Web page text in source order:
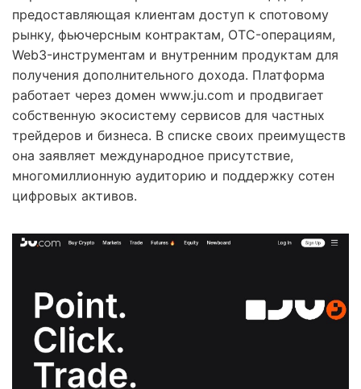
предоставляющая клиентам доступ к спотовому
рынку, фьючерсным контрактам, OTC-операциям,
Web3-инструментам и внутренним продуктам для
получения дополнительного дохода. Платформа
работает через домен www.ju.com и продвигает
собственную экосистему сервисов для частных
трейдеров и бизнеса. В списке своих преимуществ
она заявляет международное присутствие,
многомиллионную аудиторию и поддержку сотен
цифровых активов.